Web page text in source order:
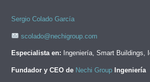
Sergio Colado García
scolado@nechigroup.com
Especialista en: Ingeniería, Smart Buildings,
Fundador y CEO de Nechi Group Ingeniería